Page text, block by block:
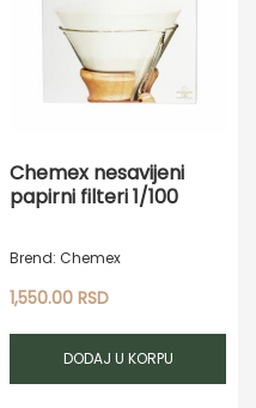
Chemex nesavijeni
papirni filteri 1/100
Brend: Chemex
1,550.00RSD
DODAJ U KORPU